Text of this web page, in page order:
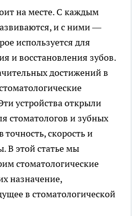
на месте. С каждым
и с ними —
используется для
и восстановления зубов.
достижений в
устройства открыли
стоматологов и зубных
точность, скорость и
В этой статье мы
стоматологические
назначение,
в стоматологической